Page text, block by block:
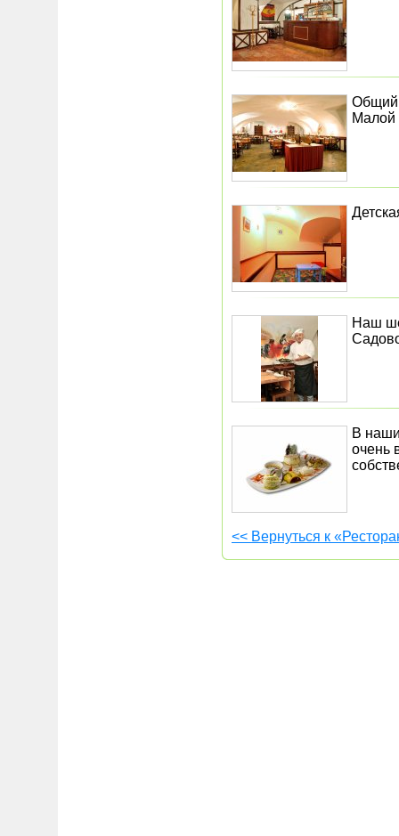
Общий
Малой
Наш
В
очень
<< Вернуться к